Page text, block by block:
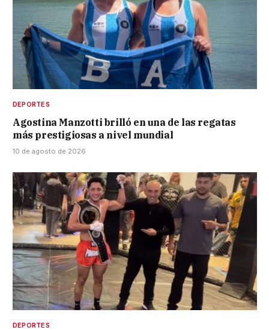
DEPORTES
Agostina Manzotti brilló en una de las regatas
más prestigiosas a nivel mundial
10 de agosto de 2026
DEPORTES